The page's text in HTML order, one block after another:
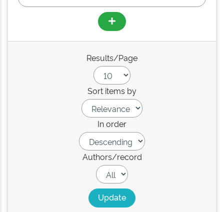
Results/Page
Sort items by
In order
Authors/record